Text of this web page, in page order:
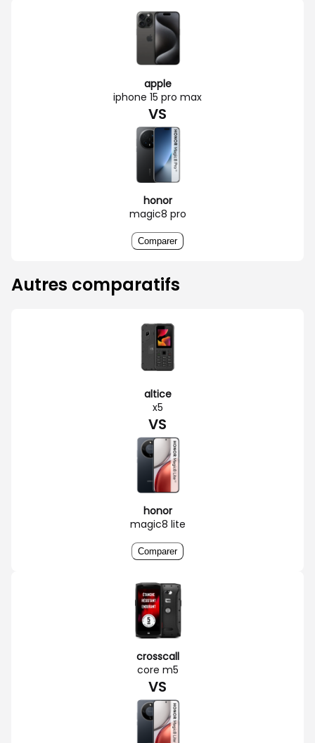
apple
iphone 15 pro max
VS
honor
magic8 pro
Comparer
Autres comparatifs
altice
x5
VS
honor
magic8 lite
Comparer
crosscall
core m5
VS